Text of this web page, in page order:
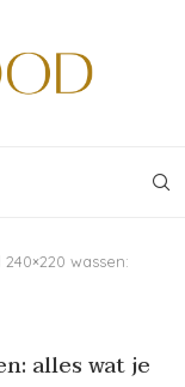
wassen:
alles wat je